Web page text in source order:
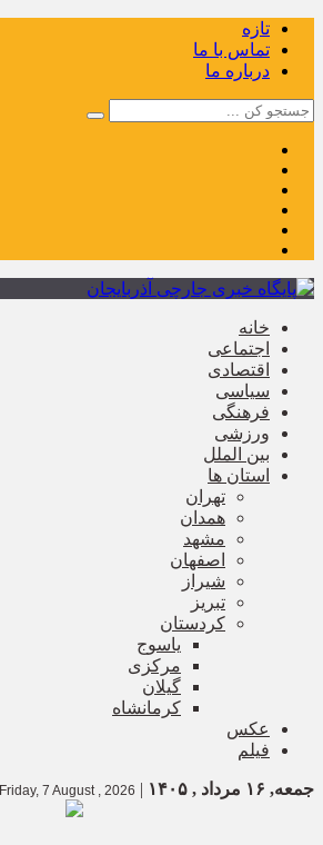
تازه
تماس با ما
درباره ما
خانه
اجتماعی
اقتصادی
سیاسی
فرهنگی
ورزشی
بین الملل
استان ها
تهران
همدان
مشهد
اصفهان
شیراز
تبریز
کردستان
یاسوج
مرکزی
گیلان
کرمانشاه
عکس
فیلم
جمعه, ۱۶ مرداد , ۱۴۰۵ |
Friday, 7 August , 2026